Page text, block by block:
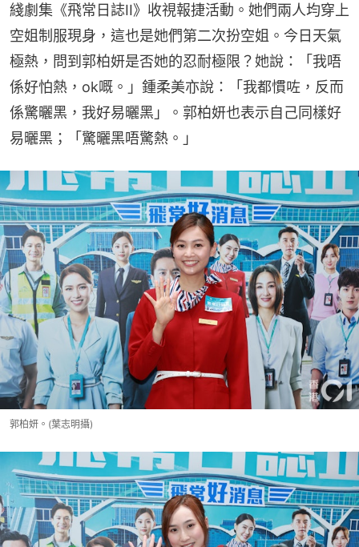
綫劇集《飛常日誌II》收視報捷活動。她們兩人均穿上
空姐制服現身，這也是她們第二次扮空姐。今日天氣
極熱，問到郭柏妍是否她的忍耐極限？她說：「我唔
係好怕熱，ok嘅。」鍾柔美亦說：「我都慣咗，反而
係驚曬黑，我好易曬黑」。郭柏妍也表示自己同樣好
易曬黑；「驚曬黑唔驚熱。」
郭柏妍。(葉志明攝)